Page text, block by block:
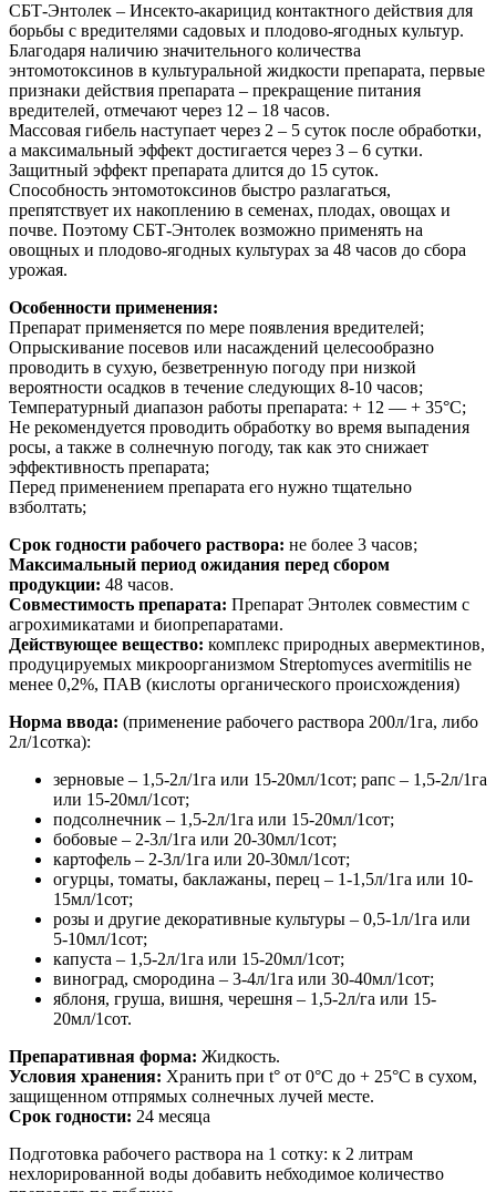
СБТ-Энтолек – Инсекто-акарицид контактного действия для
борьбы с вредителями садовых и плодово-ягодных культур.
Благодаря наличию значительного количества
энтомотоксинов в культуральной жидкости препарата, первые
признаки действия препарата – прекращение питания
вредителей, отмечают через 12 – 18 часов.
Массовая гибель наступает через 2 – 5 суток после обработки,
а максимальный эффект достигается через 3 – 6 сутки.
Защитный эффект препарата длится до 15 суток.
Способность энтомотоксинов быстро разлагаться,
препятствует их накоплению в семенах, плодах, овощах и
почве. Поэтому СБТ-Энтолек возможно применять на
овощных и плодово-ягодных культурах за 48 часов до сбора
урожая.
Особенности применения:
Препарат применяется по мере появления вредителей;
Опрыскивание посевов или насаждений целесообразно
проводить в сухую, безветренную погоду при низкой
вероятности осадков в течение следующих 8-10 часов;
Температурный диапазон работы препарата: + 12 — + 35°С;
Не рекомендуется проводить обработку во время выпадения
росы, а также в солнечную погоду, так как это снижает
эффективность препарата;
Перед применением препарата его нужно тщательно
взболтать;
Срок годности рабочего раствора: не более 3 часов;
Максимальный период ожидания перед сбором
продукции: 48 часов.
Совместимость препарата: Препарат Энтолек совместим с
агрохимикатами и биопрепаратами.
Действующее вещество: комплекс природных авермектинов,
продуцируемых микроорганизмом Streptomyces avermitilis не
менее 0,2%, ПАВ (кислоты органического происхождения)
Норма ввода: (применение рабочего раствора 200л/1га, либо
2л/1сотка):
зерновые – 1,5-2л/1га или 15-20мл/1сот; рапс – 1,5-2л/1га
или 15-20мл/1сот;
подсолнечник – 1,5-2л/1га или 15-20мл/1сот;
бобовые – 2-3л/1га или 20-30мл/1сот;
картофель – 2-3л/1га или 20-30мл/1сот;
огурцы, томаты, баклажаны, перец – 1-1,5л/1га или 10-
15мл/1сот;
розы и другие декоративные культуры – 0,5-1л/1га или
5-10мл/1сот;
капуста – 1,5-2л/1га или 15-20мл/1сот;
виноград, смородина – 3-4л/1га или 30-40мл/1сот;
яблоня, груша, вишня, черешня – 1,5-2л/га или 15-
20мл/1сот.
Препаративная форма: Жидкость.
Условия хранения: Хранить при t° от 0°С до + 25°С в сухом,
защищенном отпрямых солнечных лучей месте.
Срок годности: 24 месяца
Подготовка рабочего раствора на 1 сотку: к 2 литрам
нехлорированной воды добавить небходимое количество